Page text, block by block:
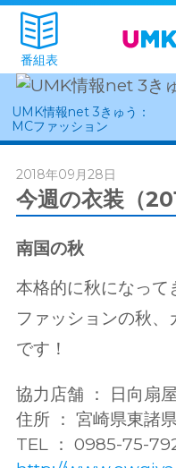
番組表
UMK情報net 3きゅう：
MCファッション
2018年09月28日
今週の衣装（
南国の秋
本格的に秋になって
ファッションの秋
です！
協力店舗 ： 日向扇屋
住所 ： 宮崎県東諸
TEL ： 0985-75-